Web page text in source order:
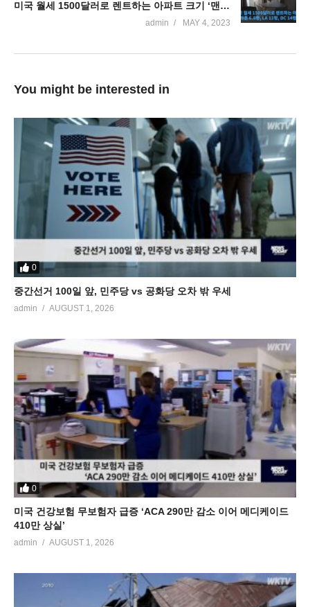
미국 월세 1500달러로 렌트하는 아파트 크기 ‘맨하튼 6 8평, LA 12평, DC 14평’
admin MAY 4, 2023
You might be interested in
0
중간선거 100일 앞, 민주당 vs 공화당 오차 밖 우세
admin AUGUST 1, 2026
0
미국 건강보험 무보험자 급증 ‘ACA 290만 감소 이어 메디케이드
410만 상실’
admin AUGUST 1, 2026